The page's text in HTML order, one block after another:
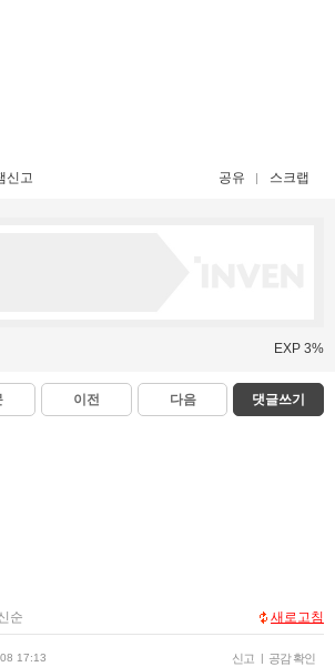
신고 공유 스크랩
EXP 3%
이전 다음 댓글쓰기
순 새로고침
17:13 신고 공감 확인